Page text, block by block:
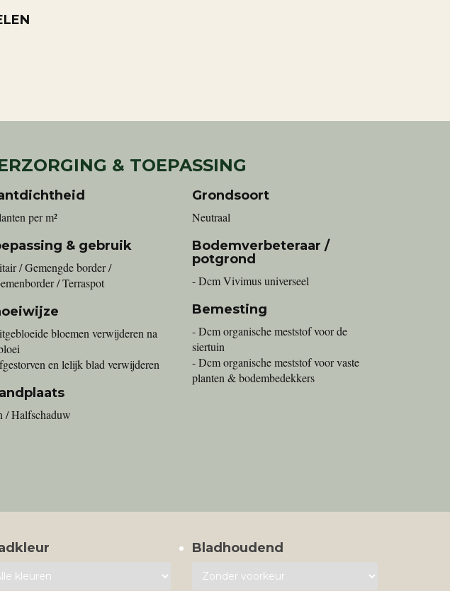
& TOEPASSING
per m²
& gebruik
/ Gemengde border /
/ Terraspot
bloemen verwijderen na
en lelijk blad verwijderen
/ Halfschaduw
Grondsoort
Neutraal
Bodemverbeteraar /
potgrond
- Dcm Vivimus universeel
Bemesting
- Dcm organische meststof voor de
siertuin
- Dcm organische meststof voor vaste
planten & bodembedekkers
Bladhoudend